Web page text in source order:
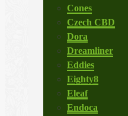
Cones
Czech CBD
Dora
Dreamliner
Eddies
Eighty8
Eleaf
Endoca